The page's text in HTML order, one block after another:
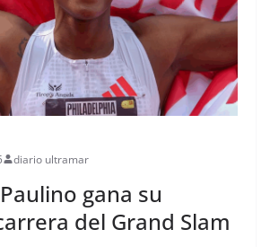
diario ultramar
gana su
del Grand Slam